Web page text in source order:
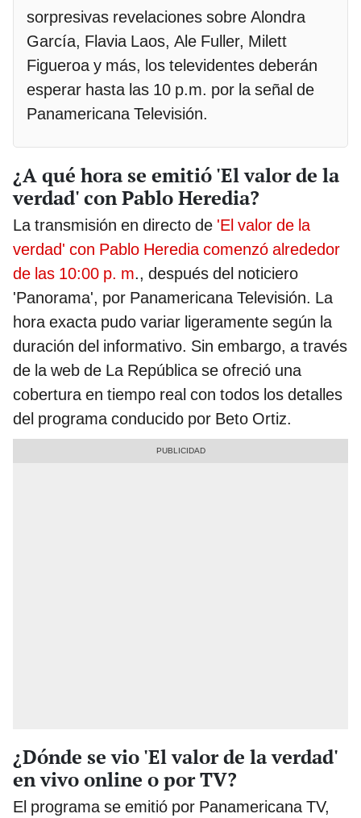
sorpresivas revelaciones sobre Alondra
García, Flavia Laos, Ale Fuller, Milett
Figueroa y más, los televidentes deberán
esperar hasta las 10 p.m. por la señal de
Panamericana Televisión.
¿A qué hora se emitió 'El valor de la
verdad' con Pablo Heredia?
La transmisión en directo de 'El valor de la
verdad' con Pablo Heredia comenzó alrededor
de las 10:00 p. m., después del noticiero
'Panorama', por Panamericana Televisión. La
hora exacta pudo variar ligeramente según la
duración del informativo. Sin embargo, a través
de la web de La República se ofreció una
cobertura en tiempo real con todos los detalles
del programa conducido por Beto Ortiz.
¿Dónde se vio 'El valor de la verdad'
en vivo online o por TV?
El programa se emitió por Panamericana TV,